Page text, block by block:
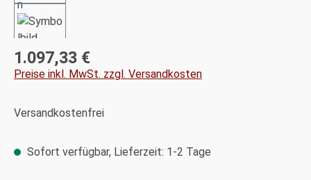
Regulärer Preis:
1.097,33 €
Preise inkl. MwSt. zzgl. Versandkosten
Versandkostenfrei
Sofort verfügbar, Lieferzeit: 1-2 Tage